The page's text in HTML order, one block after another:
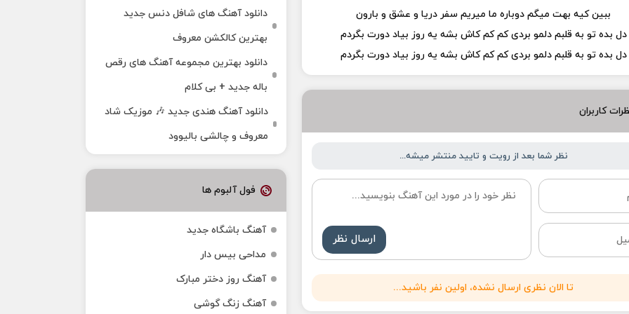
ببین کیه بهت میگم دوباره ما میریم سفر دریا و عشق و بارون
دل بده تو به قلبم دلمو بردی کم کم کاش بشه یه روز بیاد دورت بگردم
دل بده تو به قلبم دلمو بردی کم کم کاش بشه یه روز بیاد دورت بگردم
کاربران
نظر شما بعد از رویت و تایید منتشر میشه...
ارسال نظر
تا الان نظری ارسال نشده، اولین نفر باشید...
دانلود آهنگ های شافل دنس جدید
بهترین کالکشن معروف
دانلود بهترین مجموعه آهنگ های رقص
باله جدید + بی کلام
دانلود آهنگ هندی جدید 🎶 موزیک شاد
معروف و چالشی بالیوود
فول آلبوم ها
آهنگ باشگاه جدید
مداحی بیس دار
آهنگ روز دختر مبارک
آهنگ زنگ گوشی